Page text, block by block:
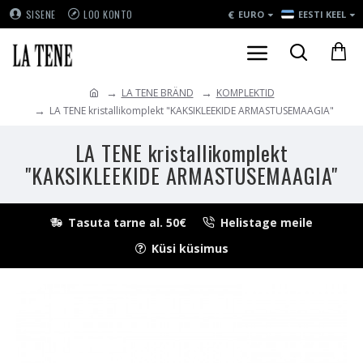
SISENE LOO KONTO € EURO EESTI KEEL
LA TENE BRÄND
KOMPLEKTID
LA TENE kristallikomplekt "KAKSIKLEEKIDE ARMASTUSEMAAGIA"
LA TENE kristallikomplekt
"KAKSIKLEEKIDE ARMASTUSEMAAGIA"
Tasuta tarne al. 50€
Helistage meile
Küsi küsimus